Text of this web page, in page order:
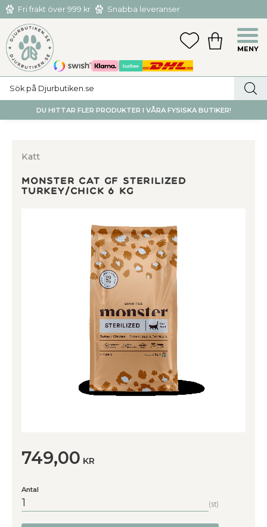
Meny
Fri frakt över 999 kr
Snabba leveranser
Hämta och returnera i butiken i Tumba eller Huddinge C
FAVORITER
KUNDVAGN
DU HITTAR FLER PRODUKTER I VÅRA FYSISKA BUTIKER!
Katt
Monster Cat GF Sterilized
Turkey/Chick 6 kg
749,00 KR
Antal
st